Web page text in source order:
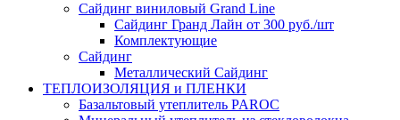
Сайдинг виниловый Grand Line
Сайдинг Гранд Лайн от 300 руб./шт
Комплектующие
Сайдинг
Металлический Сайдинг
ТЕПЛОИЗОЛЯЦИЯ и ПЛЕНКИ
Базальтовый утеплитель PAROC